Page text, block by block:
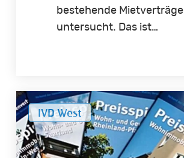
bestehende Mietverträge
untersucht. Das ist…
Stabile
Preisentwicklung
bei
NRW-
IVD West